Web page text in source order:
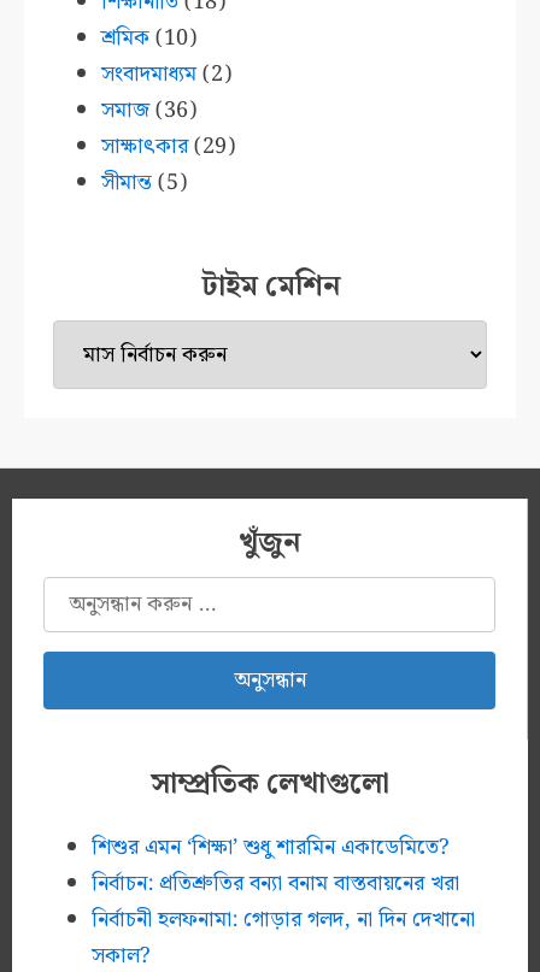
শ্রমিক(10)
সংবাদমাধ্যম(2)
সমাজ(36)
সাক্ষাৎকার(29)
সীমান্ত(5)
টাইম মেশিন
টাইম
মেশিন
খুঁজুন
অনুসন্ধানঃ
সাম্প্রতিক লেখাগুলো
শিশুর এমন ‘শিক্ষা’ শুধু শারমিন একাডেমিতে?
নির্বাচন: প্রতিশ্রুতির বন্যা বনাম বাস্তবায়নের খরা
নির্বাচনী হলফনামা: গোড়ার গলদ, না দিন দেখানো
সকাল?